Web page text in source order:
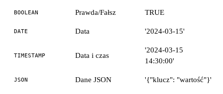
BOOLEAN Prawda/Fałsz TRUE
DATE Data '2024-03-15'
TIMESTAMP Data i czas
'2024-03-15
14:30:00'
JSON Dane JSON '{"klucz": "wartość"}'